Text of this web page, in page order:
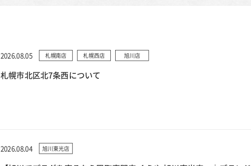
2026.08.05 札幌南店 札幌西店 旭川店
札幌市北区北7条西について
2026.08.04 旭川東光店